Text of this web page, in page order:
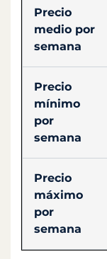
Precio
medio por
semana
Precio
mínimo
por
semana
Precio
máximo
por
semana